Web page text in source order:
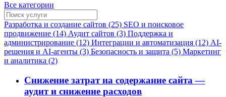
Все категории
Разработка и создание сайтов (25) SEO и поисковое
продвижение (14) Аудит сайтов (3) Поддержка и
администрирование (12) Интеграции и автоматизация (12) AI-
решения и AI-агенты (3) Безопасность и защита (5) Маркетинг
и аналитика (2)
Снижение затрат на содержание сайта —
аудит и снижение расходов